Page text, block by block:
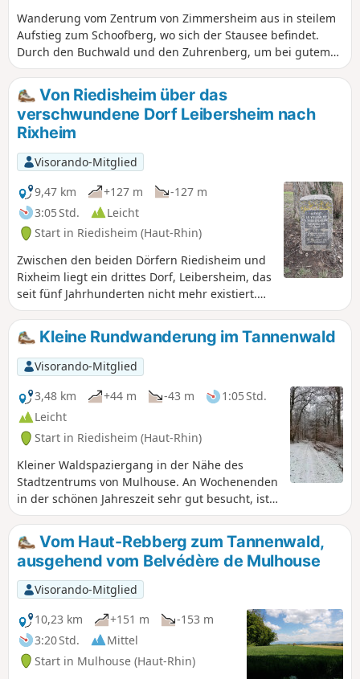
Wanderung vom Zentrum von Zimmersheim aus in steilem
Aufstieg zum Schoofberg, wo sich der Stausee befindet.
Durch den Buchwald und den Zuhrenberg, um bei gutem
Wetter die Aussicht auf die Alpen und etwas Abkühlung zu
genießen. Rückweg südlich von Zimmersheim, in offenem
Gelände.Von Riedisheim über das
verschwundene Dorf Leibersheim nach
Rixheim
Visorando-Mitglied
9,47 km
+127 m
-127 m
3:05 Std.
Leicht
Start in Riedisheim (Haut-Rhin)
Zwischen den beiden Dörfern Riedisheim und
Rixheim liegt ein drittes Dorf, Leibersheim, das
seit fünf Jahrhunderten nicht mehr existiert.
Besuchen Sie auch die Friedhöfe dieser beiden
Dörfer, von denen einer mehr als zwei
Jahrhunderte alt ist. Beenden Sie die
Wanderung auf dem Fuchsberg, um die
schöne Landschaft zu genießen.
Kleine Rundwanderung im Tannenwald
Visorando-Mitglied
3,48 km
+44 m -43 m
1:05 Std.
Leicht
Start in Riedisheim (Haut-Rhin)
Kleiner Waldspaziergang in der Nähe des
Stadtzentrums von Mulhouse. An Wochenenden
in der schönen Jahreszeit sehr gut besucht, ist
dieser Ort gegen 17 Uhr auch ein Treffpunkt
und Spielplatz für freilaufende Hunde.
Vom Haut-Rebberg zum Tannenwald,
ausgehend vom Belvédère de Mulhouse
Visorando-Mitglied
10,23 km
+151 m
-153 m
3:20 Std.
Mittel
Start in Mulhouse (Haut-Rhin)